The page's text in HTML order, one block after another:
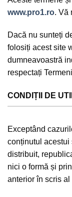
www.pro1.ro. Vă
Dacă nu sunteți
folosiți acest site
dumneavoastră
respectați
CONDIȚII DE
Exceptând
conținutul acestui
distribuit,
nici o formă și
anterior în scris al